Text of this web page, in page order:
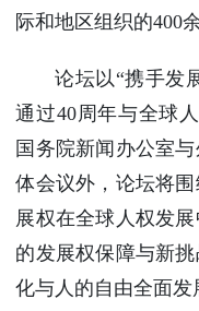
际和地区组织的400
论坛以“携手发
通过40周年与全球
国务院新闻办公室
体会议外，论坛将
展权在全球人权发
的发展权保障与新
化与人的自由全面发